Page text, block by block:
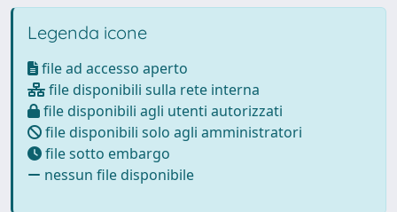
Legenda icone
file ad accesso aperto
file disponibili sulla rete interna
file disponibili agli utenti autorizzati
file disponibili solo agli amministratori
file sotto embargo
nessun file disponibile